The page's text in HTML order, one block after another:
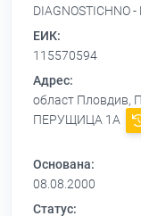
DIAGNOSTICHNO -
ЕИК:
115570594
Адрес:
област Пловдив,
ПЕРУЩИЦА 1А
Основана:
08.08.2000
Статус: